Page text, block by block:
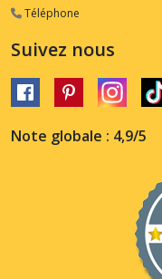
Téléphone
Suivez nous
Note globale : 4,9/5